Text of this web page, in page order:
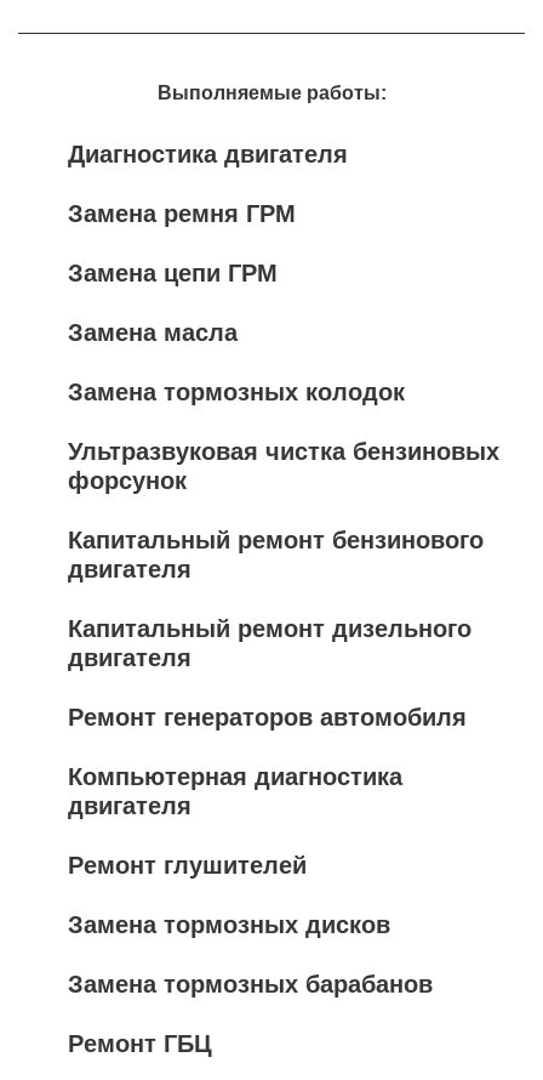
Выполняемые работы:
Диагностика двигателя
Замена ремня ГРМ
Замена цепи ГРМ
Замена масла
Замена тормозных колодок
Ультразвуковая чистка бензиновых
форсунок
Капитальный ремонт бензинового
двигателя
Капитальный ремонт дизельного
двигателя
Ремонт генераторов автомобиля
Компьютерная диагностика
двигателя
Ремонт глушителей
Замена тормозных дисков
Замена тормозных барабанов
Ремонт ГБЦ